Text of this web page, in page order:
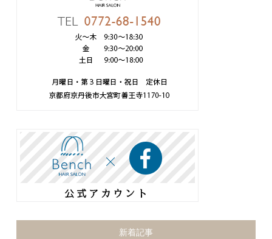
新着記事